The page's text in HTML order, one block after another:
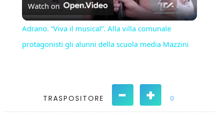
Video
Watch on
Adrano. “Viva il musical”. Alla villa comunale
protagonisti gli alunni della scuola media Mazzini
TRASPOSITORE - + 0